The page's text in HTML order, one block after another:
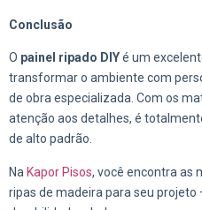
Conclusão
O painel ripado DIYé um
transformar o ambiente com
de obra especializada. Com os
atenção aos detalhes, é
de alto padrão.
Na Kapor Pisos, você encontra as
ripas de madeira para seu